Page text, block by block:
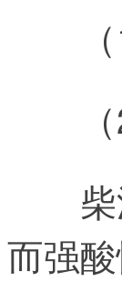
而强